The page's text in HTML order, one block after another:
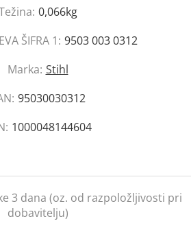
0,066kg
ŠIFRA 1: 9503 003 0312
Marka: Stihl
95030030312
1000048144604
3 dana (oz. od razpoložljivosti pri
dobavitelju)